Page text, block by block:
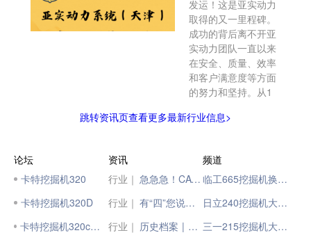
发运！这是亚实动力
取得的又一里程碑。
成功的背后离不开亚
实动力团队一直以来
在安全、质量、效率
和客户满意度等方面
的努力和坚持。从1
跳转资讯页查看更多最新行业信息>
论坛
卡特挖掘机320
卡特挖掘机320D
卡特挖掘机320c液压问题
资讯
行业｜
急急急！CAT®（卡特）国四320前来助阵！
行业｜
有“四”您说话丨CAT®（卡特）国四333，更适合征基建、战矿山的挖掘机！
行业｜
历史档案 | 卡特彼勒的首款液压挖掘机
频道
临工665挖掘机换传动油
日立240挖掘机大小臂
三一215挖掘机大小臂